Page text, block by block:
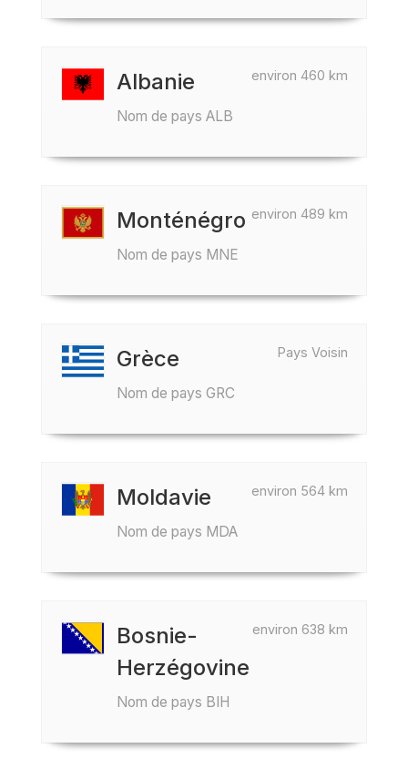
environ 460 km
Albanie
Nom de pays ALB
environ 489 km
Monténégro
Nom de pays MNE
Pays Voisin
Grèce
Nom de pays GRC
environ 564 km
Moldavie
Nom de pays MDA
environ 638 km
Bosnie-
Herzégovine
Nom de pays BIH